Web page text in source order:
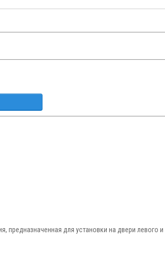
предназначенная для установки на двери